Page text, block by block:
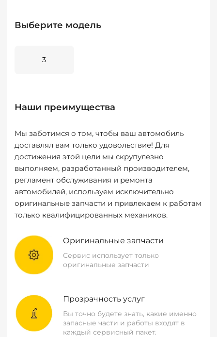
Выберите модель
3
Наши преимущества
Мы заботимся о том, чтобы ваш автомобиль
доставлял вам только удовольствие! Для
достижения этой цели мы скрупулезно
выполняем, разработанный производителем,
регламент обслуживания и ремонта
автомобилей, используем исключительно
оригинальные запчасти и привлекаем к работам
только квалифицированных механиков.
Оригинальные запчасти
Сервис использует только
оригинальные запчасти
Прозрачность услуг
Вы точно будете знать, какие именно
запасные части и работы входят в
каждый сервисный пакет.